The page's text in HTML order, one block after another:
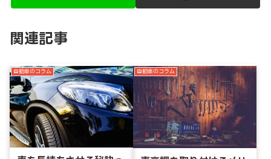
関連記事
自動車のコラム 自動車のコラム